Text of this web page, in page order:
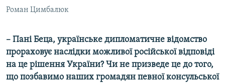
Роман Цимбалюк
– Пані Беца, українське дипломатичне відомство
прораховує наслідки можливої російської відповіді
на це рішення України? Чи не призведе це до того,
що позбавимо наших громадян певної консульської